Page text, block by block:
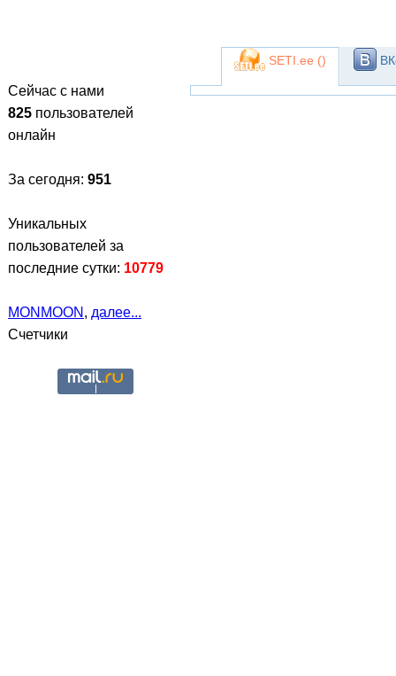
Сейчас с нами
825 пользователей
онлайн
За сегодня: 951
Уникальных
пользователей за
последние сутки: 10779
MONMOON , далее...
Счетчики
SETI.ee ()